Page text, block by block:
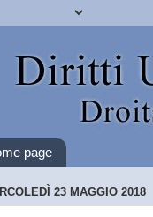
page
23 MAGGIO 2018